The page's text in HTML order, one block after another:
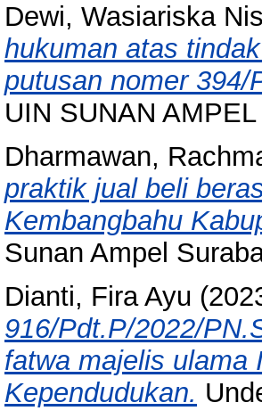
Dewi, Wasiariska
hukuman atas
putusan nomer
UIN SUNAN
Dharmawan,
praktik jual beli
Kembangbahu
Sunan Ampel
Dianti, Fira Ayu
916/Pdt.P/2022/
fatwa majelis ulama
Kependudukan.